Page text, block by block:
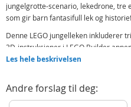
jungelgrotte-scenario, lekedrone, tre
som gir barn fantasifull lek og
Denne LEGO jungelleken inkluderer
3D-instruksjoner i LEGO Builder
zooming og rotering, slik at de kan se
LEGO City sett er flotte jule- og
kjøretøy og fartøy, realistiske
Les hele beskrivelsen
Andre forslag til deg: